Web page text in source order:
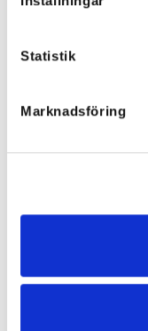
Statistik
Marknadsföring